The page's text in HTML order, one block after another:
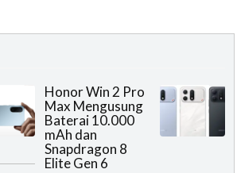
Honor Win 2 Pro
Max Mengusung
Baterai 10.000
mAh dan
Snapdragon 8
Elite Gen 6